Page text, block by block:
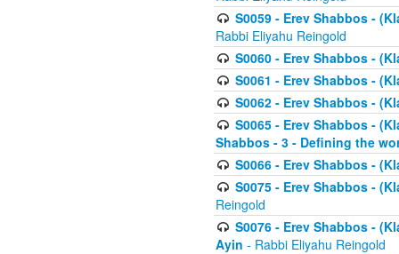
S0059 - Erev Shabbos -
Rabbi Eliyahu Reingold
S0060 - Erev Shabbos -
S0061 - Erev Shabbos -
S0062 - Erev Shabbos -
S0065 - Erev Shabbos -
Shabbos - 3 - Defining the
S0066 - Erev Shabbos -
S0075 - Erev Shabbos -
Reingold
S0076 - Erev Shabbos -
Ayin - Rabbi Eliyahu Reingold